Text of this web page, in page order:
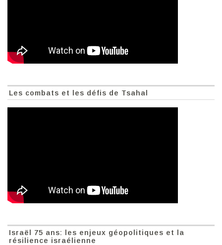
Les combats et les défis de Tsahal
Israël 75 ans: les enjeux géopolitiques et la
résilience israélienne